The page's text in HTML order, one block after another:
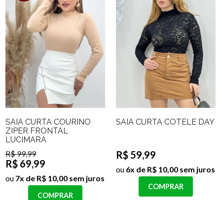
SAIA CURTA COURINO
ZIPER FRONTAL
LUCIMARA
R$ 99,99
R$ 69,99
ou 7x de R$ 10,00 sem juros
COMPRAR
SAIA CURTA COTELÊ DAY
R$ 59,99
ou 6x de R$ 10,00 sem juros
COMPRAR